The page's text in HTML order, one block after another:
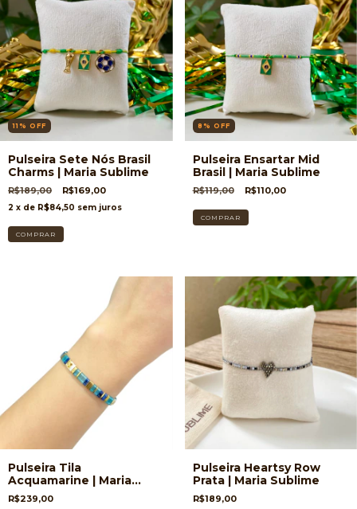
11 % OFF
Pulseira Sete Nós Brasil
Charms | Maria Sublime
R$189,00 R$169,00
2 x de R$84,50 sem juros
8 % OFF
Pulseira Ensartar Mid
Brasil | Maria Sublime
R$119,00 R$110,00
Pulseira Tila
Acquamarine | Maria
Sublime
R$239,00
Pulseira Heartsy Row
Prata | Maria Sublime
R$189,00